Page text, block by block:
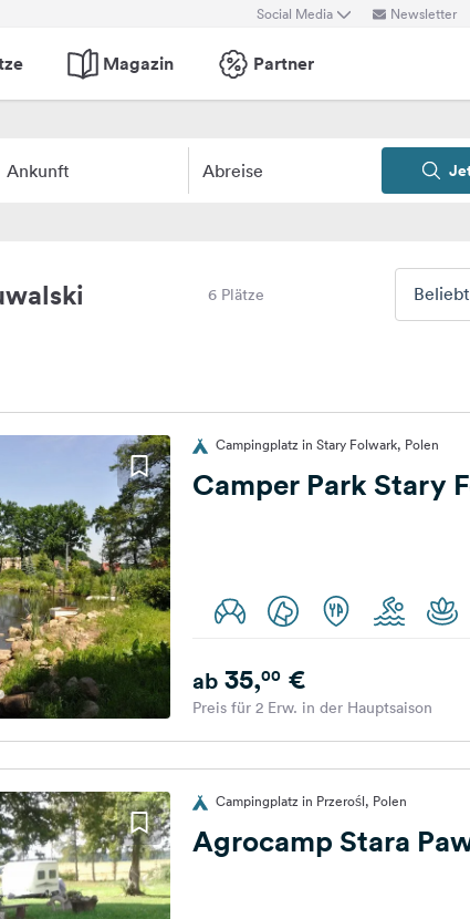
Social Media Newsletter
Magazin Partner
Ankunft Abreise
6 Plätze
Campingplatz in Stary Folwark, Polen
Camper Park Stary
ab35,00€
Preis für 2 Erw. in der Hauptsaison
Campingplatz in Przerośl, Polen
Agrocamp Stara